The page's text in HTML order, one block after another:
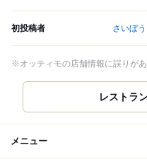
初投稿者 さいぼ
※オッティモの店舗情報に誤りが
レストラ
メニュー